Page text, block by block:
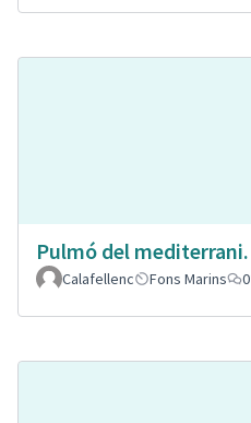
Pulmó del mediterrani.
Calafellenc
Fons Marins 0